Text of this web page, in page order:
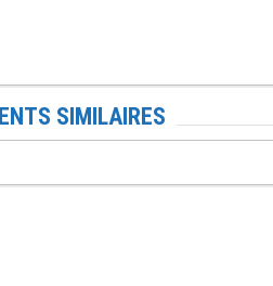
SIMILAIRES